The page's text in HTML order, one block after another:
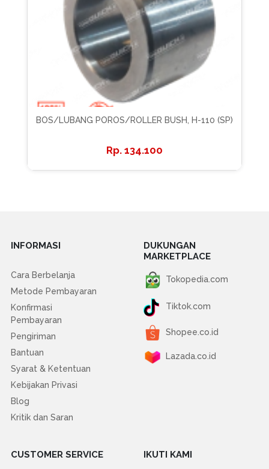
BOS/LUBANG POROS/ROLLER BUSH, H-110 (SP)
134.100
INFORMASI
Cara Berbelanja
Metode Pembayaran
Konfirmasi
Pembayaran
Pengiriman
Bantuan
Syarat & Ketentuan
Kebijakan Privasi
Blog
Kritik dan Saran
DUKUNGAN
MARKETPLACE
Tokopedia.com
Tiktok.com
Shopee.co.id
Lazada.co.id
CUSTOMER SERVICE IKUTI KAMI